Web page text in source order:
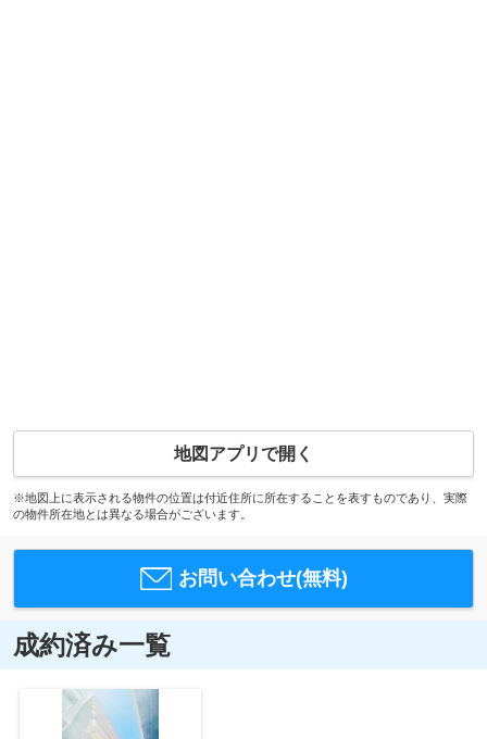
地図アプリで開く
※地図上に表示される物件の位置は付近住所に所在することを表すものであり、実際
の物件所在地とは異なる場合がございます。
お問い合わせ(無料)
成約済み一覧